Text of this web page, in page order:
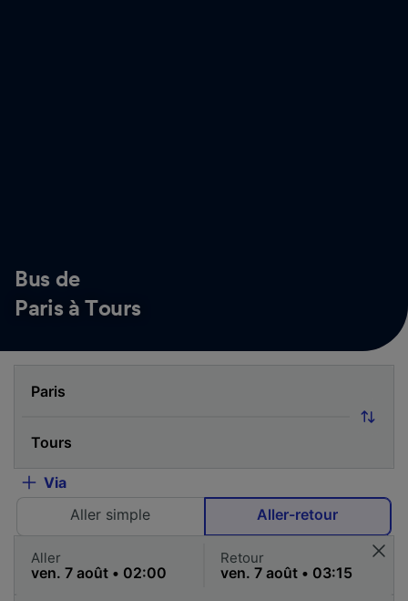
Bus de
Paris à Tours
Via
Aller simple
Aller-retour
Aller Retour